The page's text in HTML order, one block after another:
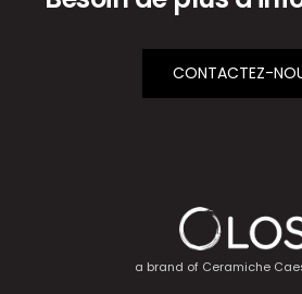
CONTACTEZ-
a brand of Ceramiche